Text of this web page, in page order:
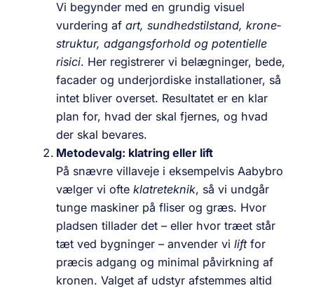
Vi begynder med en grundig visuel
vurdering af art, sundhedstilstand, krone­
struktur, adgangsforhold og potentielle
risici. Her registrerer vi belægninger, bede,
facader og underjordiske installationer, så
intet bliver overset. Resultatet er en klar
plan for, hvad der skal fjernes, og hvad
der skal bevares.
Metodevalg: klatring eller lift
På snævre villaveje i eksempelvis Aabybro
vælger vi ofte klatreteknik, så vi undgår
tunge maskiner på fliser og græs. Hvor
pladsen tillader det – eller hvor træet står
tæt ved bygninger – anvender vi liftfor
præcis adgang og minimal påvirkning af
kronen. Valget af udstyr afstemmes altid